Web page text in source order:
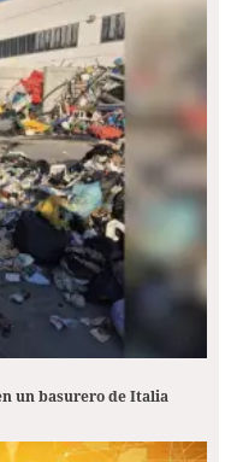
un basurero de Italia